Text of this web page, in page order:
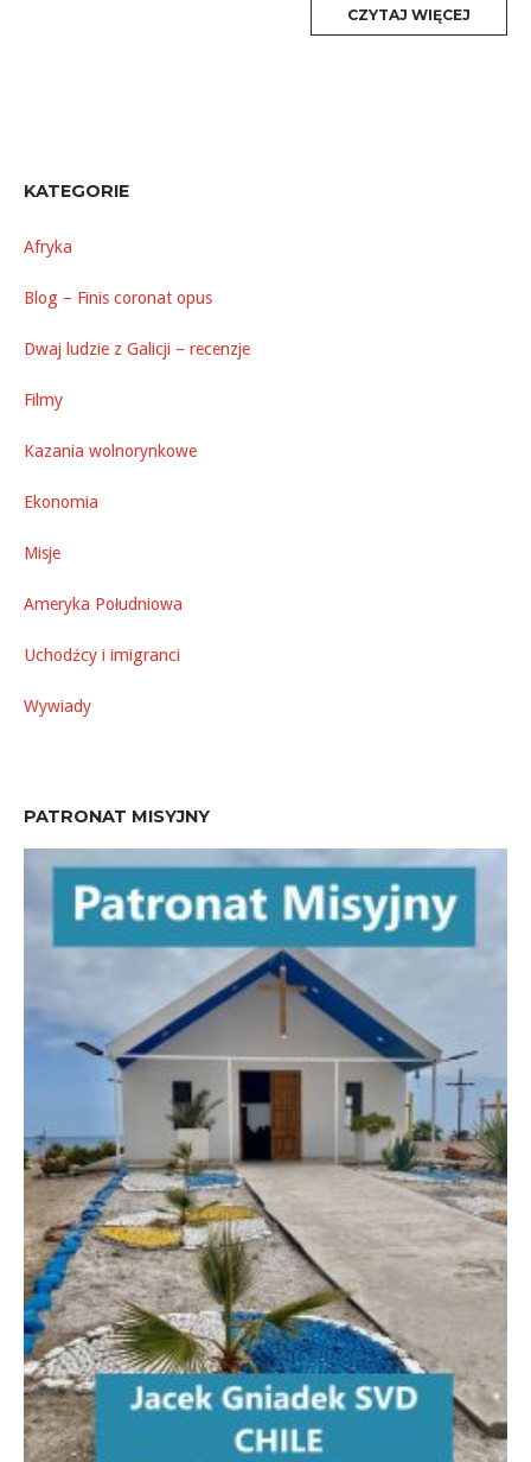
CZYTAJ WIĘCEJ
KATEGORIE
Afryka
Blog – Finis coronat opus
Dwaj ludzie z Galicji – recenzje
Filmy
Kazania wolnorynkowe
Ekonomia
Misje
Ameryka Południowa
Uchodźcy i imigranci
Wywiady
PATRONAT MISYJNY